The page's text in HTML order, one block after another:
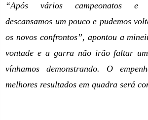
“Após vários campeonatos e
descansamos um pouco e pudemos
os novos confrontos”, apontou a
vontade e a garra não irão faltar
vínhamos demonstrando. O
melhores resultados em quadra será